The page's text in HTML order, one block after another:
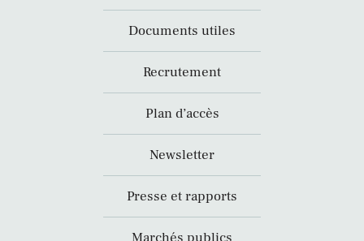
Documents utiles
Recrutement
Plan d’accès
Newsletter
Presse et rapports